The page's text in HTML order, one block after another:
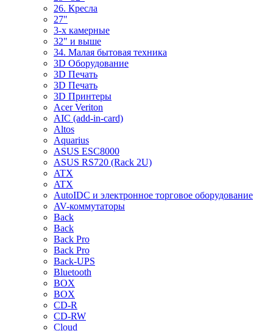
26. Кресла
27"
3-x камерные
32" и выше
34. Малая бытовая техника
3D Оборудование
3D Печать
3D Печать
3D Принтеры
Acer Veriton
AIC (add-in-card)
Altos
Aquarius
ASUS ESC8000
ASUS RS720 (Rack 2U)
ATX
ATX
AutoIDC и электронное торговое оборудование
AV-коммутаторы
Back
Back
Back Pro
Back Pro
Back-UPS
Bluetooth
BOX
BOX
CD-R
CD-RW
Cloud